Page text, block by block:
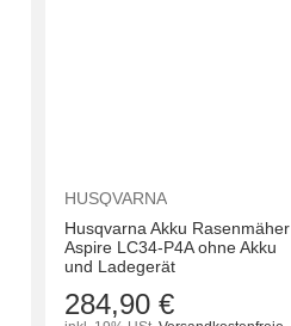
HUSQVARNA
Husqvarna Akku Rasenmäher
Aspire LC34-P4A ohne Akku
und Ladegerät
284,90 €